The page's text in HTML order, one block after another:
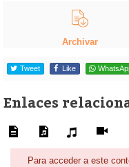
Archivar
Tweet Like
Enlaces
Para acceder a este